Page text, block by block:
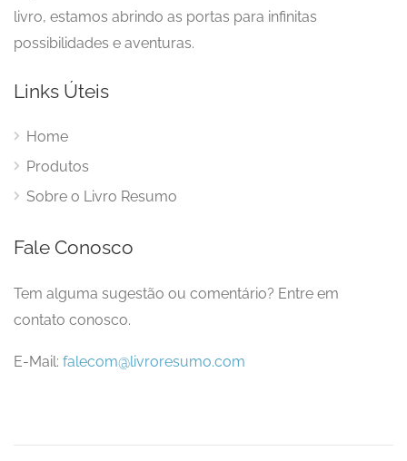
livro, estamos abrindo as portas para infinitas
possibilidades e aventuras.
Links Úteis
Home
Produtos
Sobre o Livro Resumo
Fale Conosco
Tem alguma sugestão ou comentário? Entre em
contato conosco.
E-Mail: falecom@livroresumo.com